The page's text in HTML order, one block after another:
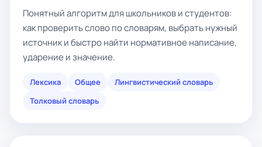
Понятный алгоритм для школьников и студентов:
как проверить слово по словарям, выбрать нужный
источник и быстро найти нормативное написание,
ударение и значение.
Лексика Общее
Лингвистический словарь
Толковый словарь